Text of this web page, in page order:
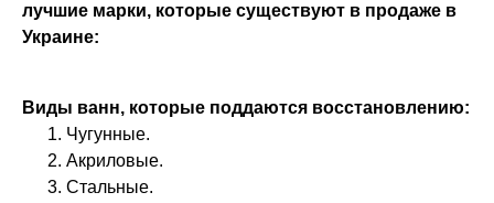
лучшие марки, которые существуют в продаже в
Украине:
Виды ванн, которые поддаются восстановлению:
Чугунные.
Акриловые.
Стальные.